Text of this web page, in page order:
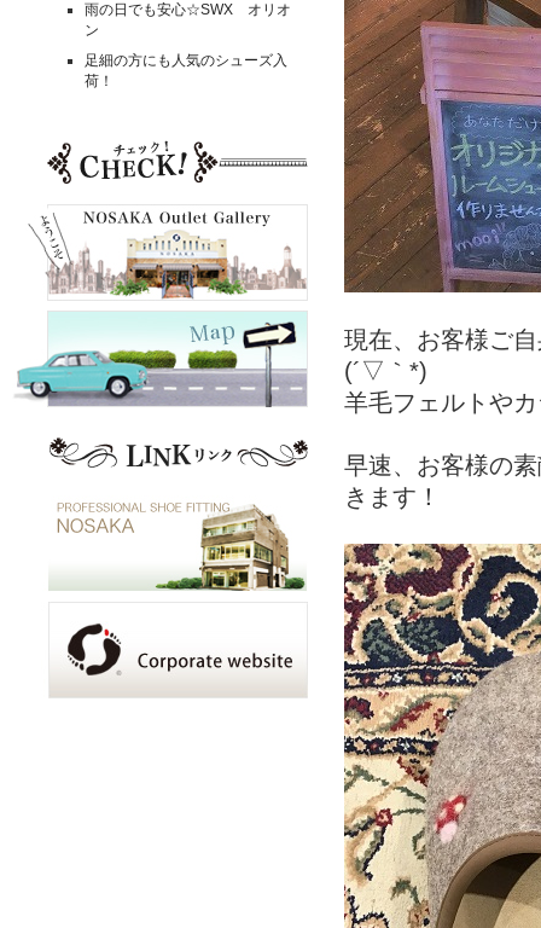
現在、お客様ご
(´▽｀*)
羊毛フェルトや
早速、お客様の
きます！
雨の日でも安心☆SWX オリオ
ン
足細の方にも人気のシューズ入
荷！